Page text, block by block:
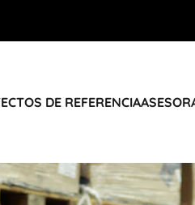
DE REFERENCIA